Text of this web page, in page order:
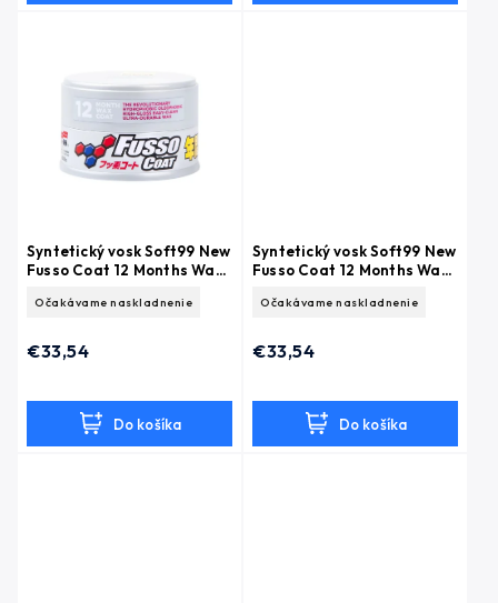
Syntetický vosk Soft99 New
Fusso Coat 12 Months Wax
Očakávame naskladnenie
€33,54
Do košíka
Syntetický vosk Soft99 New
Fusso Coat 12 Months Wax
Očakávame naskladnenie
€33,54
Do košíka